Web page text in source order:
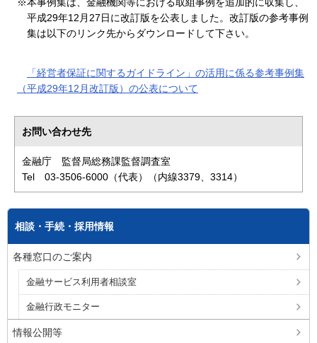
平成29年12月27日に改訂版を公表しました。改訂版の参考事例
集は以下のリンク先からダウンロードして下さい。
「経営者保証に関するガイドライン」の活用に係る参考事例集
（平成29年12月改訂版）の公表について
お問い合わせ先
金融庁 監督局総務課監督調査室
Tel 03-3506-6000（代表）（内線3379、3314）
相談・手続・採用情報
各種窓口のご案内
金融サービス利用者相談室
金融行政モニター
情報公開等